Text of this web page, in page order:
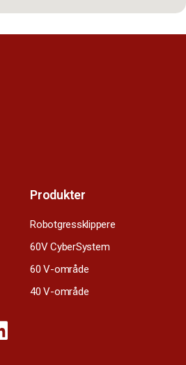
Produkter
Robotgressklippere
60V CyberSystem
60 V-område
40 V-område